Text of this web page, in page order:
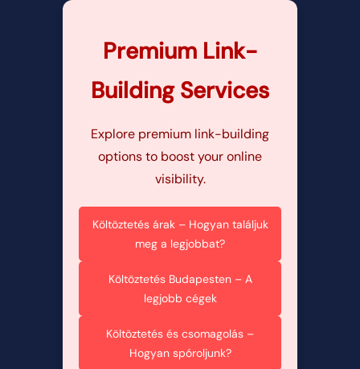
Premium Link-
Building Services
Explore premium link-building
options to boost your online
visibility.
Költöztetés árak – Hogyan találjuk
meg a legjobbat?
Költöztetés Budapesten – A
legjobb cégek
Költöztetés és csomagolás –
Hogyan spóroljunk?